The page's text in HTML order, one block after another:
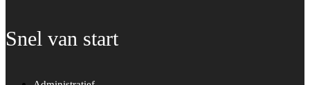
Snel van start